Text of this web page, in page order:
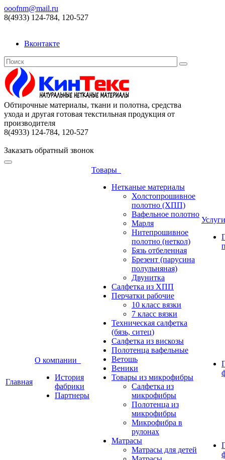
ooofnm@mail.ru
8(4933) 124-784, 120-527
Вконтакте
Обтирочные материалы, ткани и полотна, средства
ухода и другая готовая текстильная продукция от
производителя
8(4933) 124-784, 120-527
Заказать обратный звонок
Главная
О компании
История
фабрики
Партнеры
Товары
Нетканые материалы
Холстопрошивное
полотно (ХПП)
Вафельное полотно
Марля
Нитепрошивное
полотно (неткол)
Бязь отбеленная
Брезент (парусина
полульняная)
Двунитка
Салфетка из ХПП
Перчатки рабочие
10 класс вязки
7 класс вязки
Техническая салфетка
(бязь, ситец)
Салфетка из вискозы
Полотенца вафельные
Ветошь
Веники
Товары из микрофибры
Салфетка из
микрофибры
Полотенца из
микрофибры
Микрофибра в
рулонах
Матрасы
Матрасы для детей